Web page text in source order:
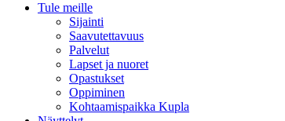
Tule meille
Sijainti
Saavutettavuus
Palvelut
Lapset ja nuoret
Opastukset
Oppiminen
Kohtaamispaikka Kupla